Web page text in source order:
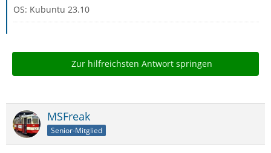
OS: Kubuntu 23.10
Zur hilfreichsten Antwort springen
MSFreak
Senior-Mitglied